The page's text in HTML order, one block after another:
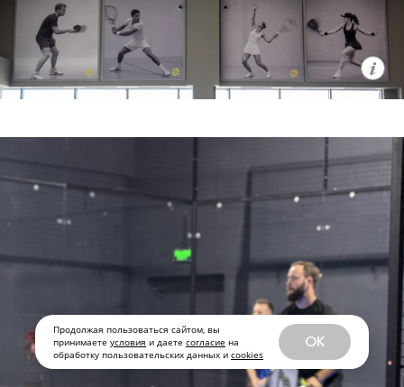
Продолжая пользоваться сайтом, вы
принимаете условия и даете согласие на
обработку пользовательских данных и cookies
OK